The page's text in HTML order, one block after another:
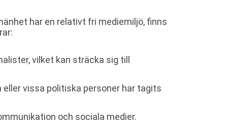
har en relativt fri mediemiljö, finns
vilket kan sträcka sig till
vissa politiska personer har tagits
och sociala medier.